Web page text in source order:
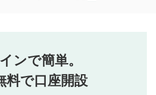
きます。（お名前とコメント
しくは利用者と第三者間のトラ
に対して一切の責任を負いませ
ンで簡単。
料で口座開設